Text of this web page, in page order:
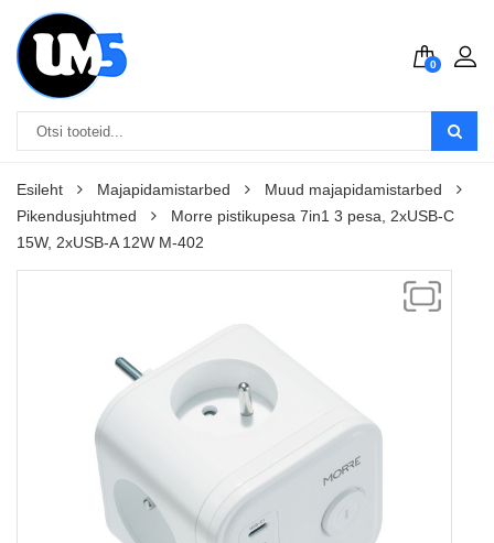
0
Esileht Majapidamistarbed
Muud majapidamistarbed
Pikendusjuhtmed
Morre pistikupesa 7in1 3 pesa, 2xUSB-C
15W, 2xUSB-A 12W M-402